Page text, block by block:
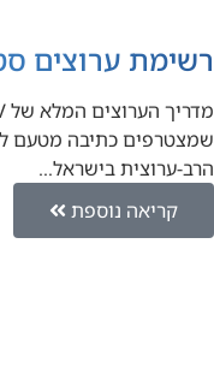
רשימת ערוצים
שמצטרפים כתיבה מטעם
הרב-ערוצית בישראל…
קריאה נוספת